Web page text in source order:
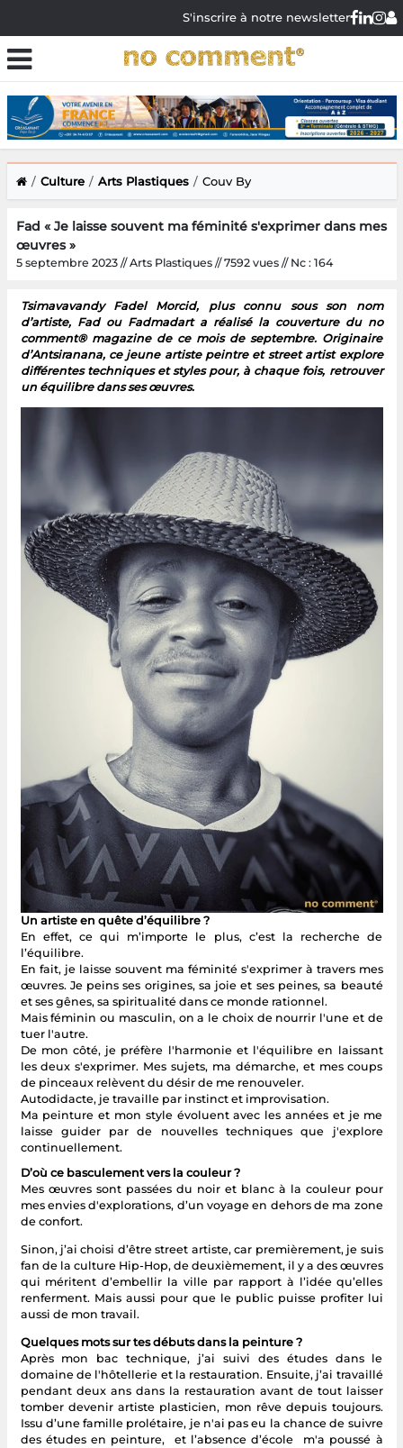
S'inscrire à notre newsletter
Culture Arts Plastiques Couv By
Fad « Je laisse souvent ma féminité s'exprimer dans mes
œuvres »
5 septembre 2023 // Arts Plastiques // 7592 vues // Nc : 164
Tsimavavandy Fadel Morcid, plus connu sous son nom
d’artiste, Fad ou Fadmadart a réalisé la couverture du no
comment® magazine de ce mois de septembre. Originaire
d’Antsiranana, ce jeune artiste peintre et street artist explore
différentes techniques et styles pour, à chaque fois, retrouver
un équilibre dans ses œuvres.
Un artiste en quête d’équilibre ?
En effet, ce qui m’importe le plus, c’est la recherche de
l’équilibre.
En fait, je laisse souvent ma féminité s'exprimer à travers mes
œuvres. Je peins ses origines, sa joie et ses peines, sa beauté
et ses gênes, sa spiritualité dans ce monde rationnel.
Mais féminin ou masculin, on a le choix de nourrir l'une et de
tuer l'autre.
De mon côté, je préfère l'harmonie et l'équilibre en laissant
les deux s'exprimer. Mes sujets, ma démarche, et mes coups
de pinceaux relèvent du désir de me renouveler.
Autodidacte, je travaille par instinct et improvisation.
Ma peinture et mon style évoluent avec les années et je me
laisse guider par de nouvelles techniques que j'explore
continuellement.
D’où ce basculement vers la couleur ?
Mes œuvres sont passées du noir et blanc à la couleur pour
mes envies d'explorations, d’un voyage en dehors de ma zone
de confort.
Sinon, j’ai choisi d’être street artiste, car premièrement, je suis
fan de la culture Hip-Hop, de deuxièmement, il y a des œuvres
qui méritent d’embellir la ville par rapport à l’idée qu’elles
renferment. Mais aussi pour que le public puisse profiter lui
aussi de mon travail.
Quelques mots sur tes débuts dans la peinture ?
Après mon bac technique, j’ai suivi des études dans le
domaine de l'hôtellerie et la restauration. Ensuite, j’ai travaillé
pendant deux ans dans la restauration avant de tout laisser
tomber devenir artiste plasticien, mon rêve depuis toujours.
Issu d’une famille prolétaire, je n'ai pas eu la chance de suivre
des études en peinture, et l’absence d’école m'a poussé à